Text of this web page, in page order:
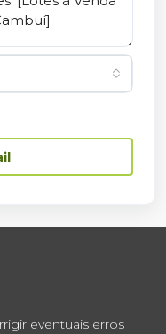
eventuais erros